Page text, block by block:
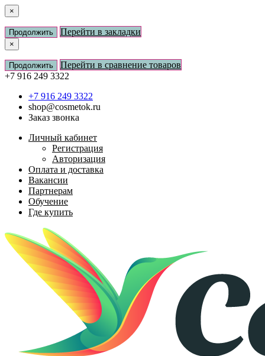
×
Продолжить Перейти в закладки
×
Продолжить
Перейти в сравнение товаров
+7 916 249 3322
+7 916 249 3322
shop@cosmetok.ru
Заказ звонка
Личный кабинет
Регистрация
Авторизация
Оплата и доставка
Вакансии
Партнерам
Обучение
Где купить